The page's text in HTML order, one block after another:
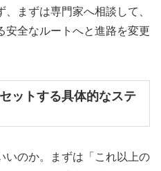
まずは専門家へ相談して、
安全なルートへと進路を変更
ットする具体的なステ
いのか。まずは「これ以上の